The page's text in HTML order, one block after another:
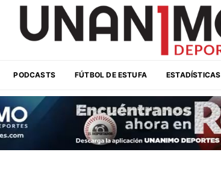
PODCASTS FÚTBOL DE ESTUFA ESTADÍSTICAS